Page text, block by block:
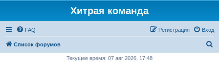
Хитрая команда
FAQ Вход
Регистрация
Список форумов
Текущее время: 07 авг 2026, 17:48